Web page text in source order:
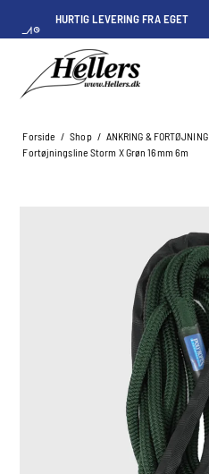
HURTIG LEVERING FRA EGET
LAGER I KASTRUP
Forside / Shop / ANKRING & FORTØJNING
Fortøjningsline Storm X Grøn 16mm 6m